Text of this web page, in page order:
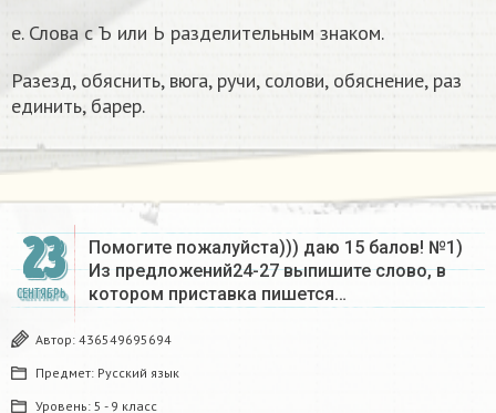
е. Слова с Ъ или Ь разделительным знаком.
Разезд, обяснить, вюга, ручи, солови, обяснение, раз
единить, барер.
23
СЕНТЯБРЬ
Помогите пожалуйста))) даю 15 балов! №1)
Из предложений24-27 выпишите слово, в
котором приставка пишется…
Автор: 436549695694
Предмет: Русский язык
Уровень: 5 - 9 класс